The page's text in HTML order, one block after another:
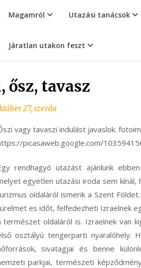
Magamról Utazási tanácsok
Járatlan utakon feszt
ősz, tavasz
27, szerda
vagy tavaszi indulást javaslok.
picasaweb.google.com/
rendhagyó utazást ajánlunk
egyetlen utazási iroda sem kínál,
oldaláról ismerik a Szent
es időt, felfedezheti Izraelnek
természet oldaláról is. Izraelnek van
osztályú tengerparti nyaralóhely.
sivatagjai és benne
parkjai, természeti